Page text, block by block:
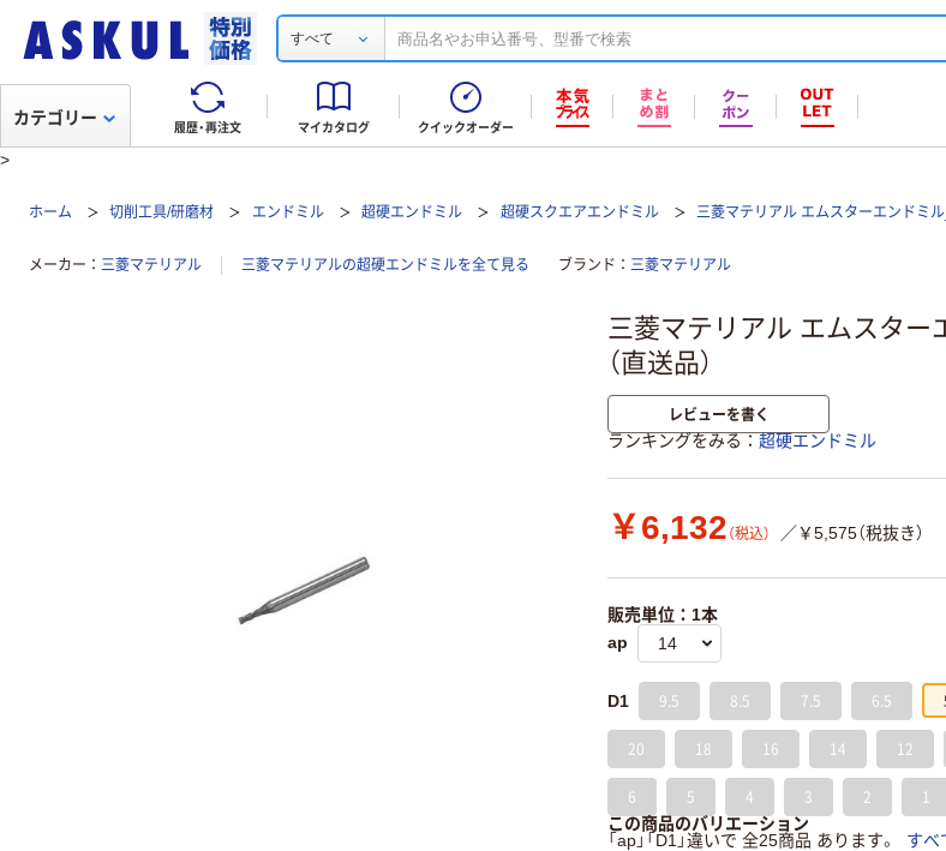
すべて
履歴・再注文 マイカタログ クイックオーダー
カテゴリー
>
ホーム 切削工具/研磨材 エンドミル 超硬エンドミル 超硬スクエアエンドミル 三菱マテリアル エムスターエンドミ
メーカー 三菱マテリアル 三菱マテリアルの超硬エンドミルを全て見る ブランド 三菱マテリアル
三菱マテリアル エムスター
（直送品）
レビューを書く
ランキングをみる 超硬エンドミル
￥6,132 （税込） ／￥5,575（税抜き）
販売単位：1本
ap
D1 9.5 8.5 7.5 6.5
20 18 16 14 12
6 5 4 3 2 1
この商品のバリエーション
「ap」「D1」違いで 全25商品 あります。
すべ